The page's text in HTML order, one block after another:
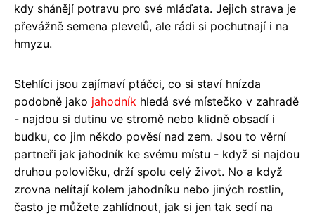
kdy shánějí potravu pro své mláďata. Jejich strava je
převážně semena plevelů, ale rádi si pochutnají i na
hmyzu.
Stehlíci jsou zajímaví ptáčci, co si staví hnízda
podobně jako jahodník hledá své místečko v zahradě
- najdou si dutinu ve stromě nebo klidně obsadí i
budku, co jim někdo pověsí nad zem. Jsou to věrní
partneři jak jahodník ke svému místu - když si najdou
druhou polovičku, drží spolu celý život. No a když
zrovna nelítají kolem jahodníku nebo jiných rostlin,
často je můžete zahlídnout, jak si jen tak sedí na